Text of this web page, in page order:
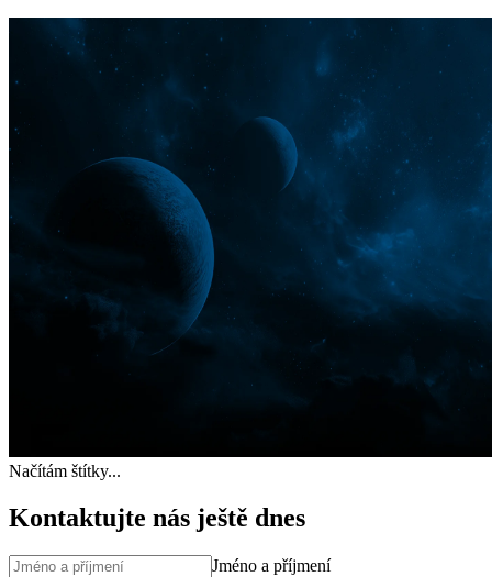
Načítám štítky...
Kontaktujte nás ještě dnes
Jméno a příjmení